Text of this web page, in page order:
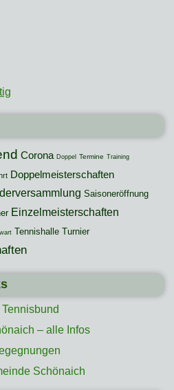
Corona Doppel Termine Training
Doppelmeisterschaften
Saisoneröffnung
Einzelmeisterschaften
Tennishalle Turnier
– alle Infos
Schönaich